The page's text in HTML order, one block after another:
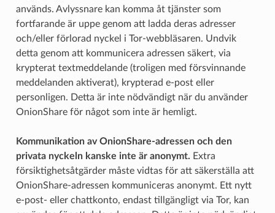
används. Avlyssnare kan komma åt tjänster som
fortfarande är uppe genom att ladda deras adresser
och/eller förlorad nyckel i Tor-webbläsaren. Undvik
detta genom att kommunicera adressen säkert, via
krypterat textmeddelande (troligen med försvinnande
meddelanden aktiverat), krypterad e-post eller
personligen. Detta är inte nödvändigt när du använder
OnionShare för något som inte är hemligt.
Kommunikation av OnionShare-adressen och den
privata nyckeln kanske inte är anonymt. Extra
försiktighetsåtgärder måste vidtas för att säkerställa att
OnionShare-adressen kommuniceras anonymt. Ett nytt
e-post- eller chattkonto, endast tillgängligt via Tor, kan